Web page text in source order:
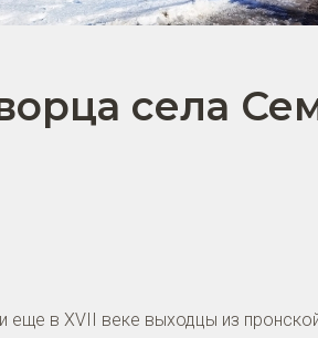
села
в XVII веке выходцы из